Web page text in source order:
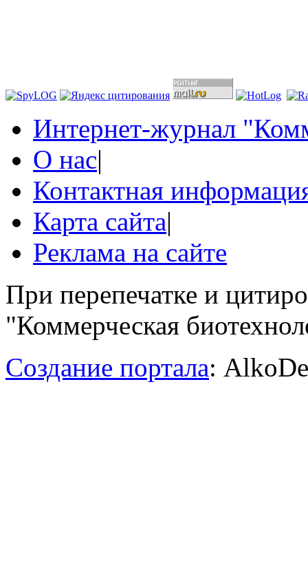
Интернет-журнал
О нас|
Контактная
Карта сайта|
Реклама на сайте
При перепечатке и
"Коммерческая
Создание портала: